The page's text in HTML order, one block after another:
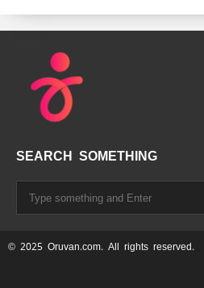
SEARCH SOMETHING
© 2025 Oruvan.com. All rights reserved.